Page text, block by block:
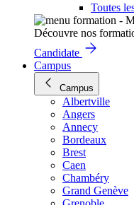
Toutes
Découvre nos
Candidate
Campus
Campus
Albertville
Angers
Annecy
Bordeaux
Brest
Caen
Chambéry
Grand Genève